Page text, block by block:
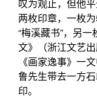
叹为观止，但他
两枚印章，一枚
“梅溪藏书”，另
文》（浙江文艺
《画家逸事》一
鲁先生带去一方
印。